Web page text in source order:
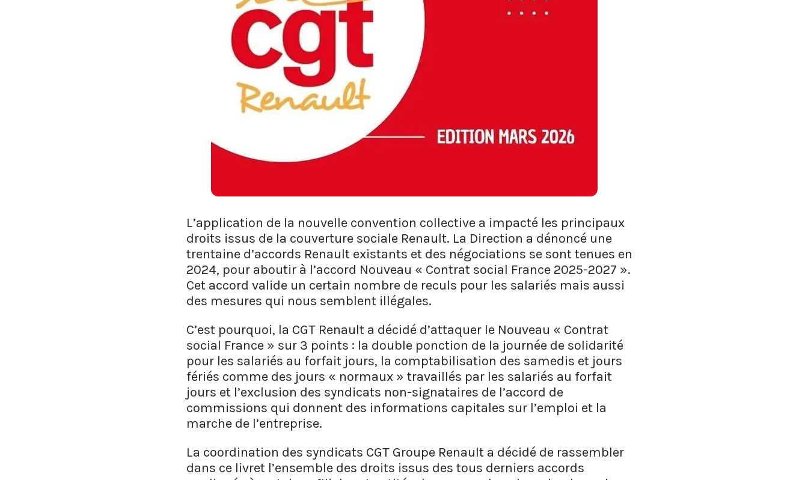
L’application de la nouvelle convention collective a impacté les principaux
droits issus de la couverture sociale Renault. La Direction a dénoncé une
trentaine d’accords Renault existants et des négociations se sont tenues en
2024, pour aboutir à l’accord Nouveau « Contrat social France 2025-2027 ».
Cet accord valide un certain nombre de reculs pour les salariés mais aussi
des mesures qui nous semblent illégales.
C’est pourquoi, la CGT Renault a décidé d’attaquer le Nouveau « Contrat
social France » sur 3 points : la double ponction de la journée de solidarité
pour les salariés au forfait jours, la comptabilisation des samedis et jours
fériés comme des jours « normaux » travaillés par les salariés au forfait
jours et l’exclusion des syndicats non-signataires de l’accord de
commissions qui donnent des informations capitales sur l’emploi et la
marche de l’entreprise.
La coordination des syndicats CGT Groupe Renault a décidé de rassembler
dans ce livret l’ensemble des droits issus des tous derniers accords